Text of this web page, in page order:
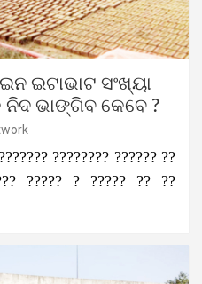
ଇଟାଭାଟ ସଂଖ୍ୟା
ଭାଙ୍ଗିବ କେବେ ?
???????? ?????? ??
????? ? ????? ?? ??